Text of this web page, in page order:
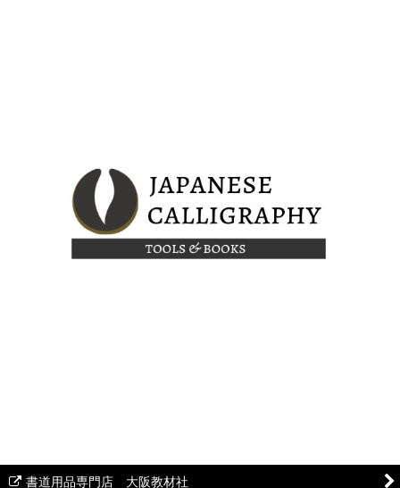
書道用品専門店 大阪教材社